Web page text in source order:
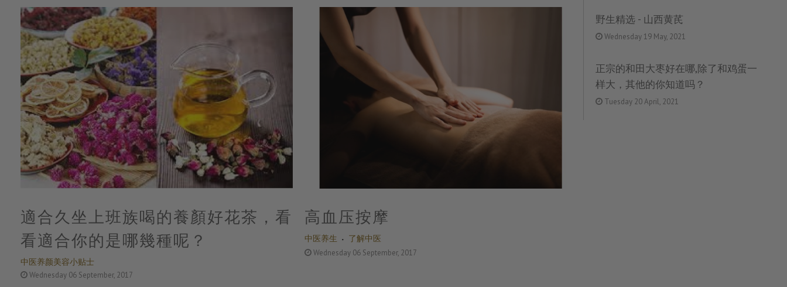
中医养颜美容小贴士
適合久坐上班族喝的養顏好花茶，看
看適合你的是哪幾種呢？
Wednesday 06 September, 2017
中医养生 了解中医
高血压按摩
Wednesday 06 September, 2017
野生精选 - 山西黄芪
Wednesday 19 May, 2021
正宗的和田大枣好在哪,除了和鸡蛋一
样大，其他的你知道吗？
Tuesday 20 April, 2021